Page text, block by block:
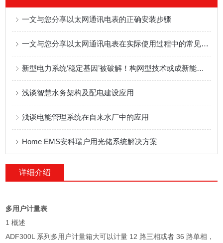
一文与您分享以太网通讯电表的正确安装步骤
一文与您分享以太网通讯电表在实际使用过程中的常见故障解决方法
新型电力系统‘稳定基因’被破解！构网型技术或成新能源消纳终端方案
浅谈智慧水务架构及配电建设应用
浅谈电能管理系统在自来水厂中的应用
Home EMS安科瑞户用光储系统解决方案
详细介绍
多用户计量表
1 概述
ADF300L 系列多用户计量箱大可以计量 12 路三相或者 36 路单相，